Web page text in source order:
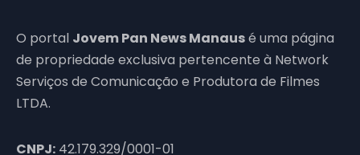
O portal Jovem Pan News Manausé uma página
de propriedade exclusiva pertencente à Network
Serviços de Comunicação e Produtora de Filmes
LTDA.
CNPJ: 42.179.329/0001-01